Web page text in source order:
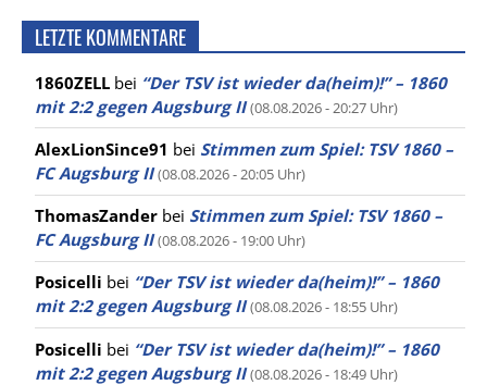
LETZTE KOMMENTARE
1860ZELL bei “Der TSV ist wieder da(heim)!” – 1860
mit 2:2 gegen Augsburg II (08.08.2026 - 20:27 Uhr)
AlexLionSince91 bei Stimmen zum Spiel: TSV 1860 –
FC Augsburg II (08.08.2026 - 20:05 Uhr)
ThomasZander bei Stimmen zum Spiel: TSV 1860 –
FC Augsburg II (08.08.2026 - 19:00 Uhr)
Posicelli bei “Der TSV ist wieder da(heim)!” – 1860
mit 2:2 gegen Augsburg II (08.08.2026 - 18:55 Uhr)
Posicelli bei “Der TSV ist wieder da(heim)!” – 1860
mit 2:2 gegen Augsburg II (08.08.2026 - 18:49 Uhr)